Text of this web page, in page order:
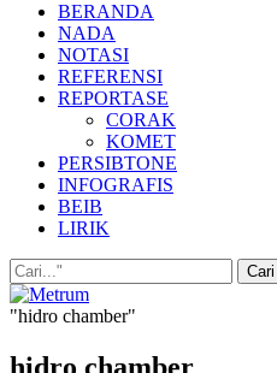
BERANDA
NADA
NOTASI
REFERENSI
REPORTASE
CORAK
KOMET
PERSIBTONE
INFOGRAFIS
BEIB
LIRIK
"hidro chamber"